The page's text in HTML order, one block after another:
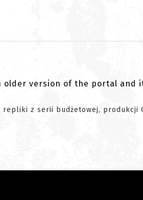
older version of the portal and
z serii budżetowej, produkcji